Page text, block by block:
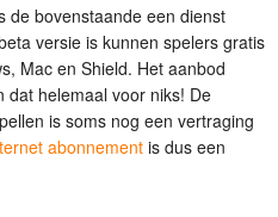
de bovenstaande een dienst
versie is kunnen spelers gratis
Mac en Shield. Het aanbod
dat helemaal voor niks! De
is soms nog een vertraging
abonnementis dus een